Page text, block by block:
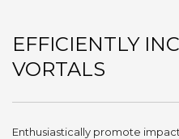
EFFICIENTLY
VORTALS
Enthusiastically promote